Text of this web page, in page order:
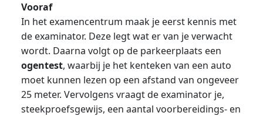
Vooraf
In het examencentrum maak je eerst kennis met
de examinator. Deze legt wat er van je verwacht
wordt. Daarna volgt op de parkeerplaats een
ogentest, waarbij je het kenteken van een auto
moet kunnen lezen op een afstand van ongeveer
25 meter. Vervolgens vraagt de examinator je,
steekproefsgewijs, een aantal voorbereidings- en